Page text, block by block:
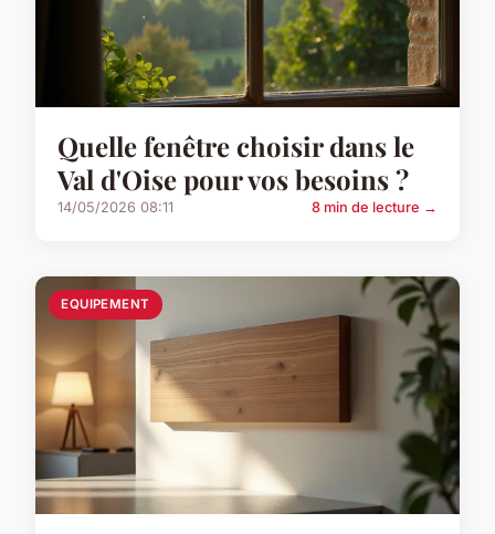
Quelle fenêtre choisir dans le
Val d'Oise pour vos besoins ?
14/05/2026 08:11 8 min de lecture →
EQUIPEMENT